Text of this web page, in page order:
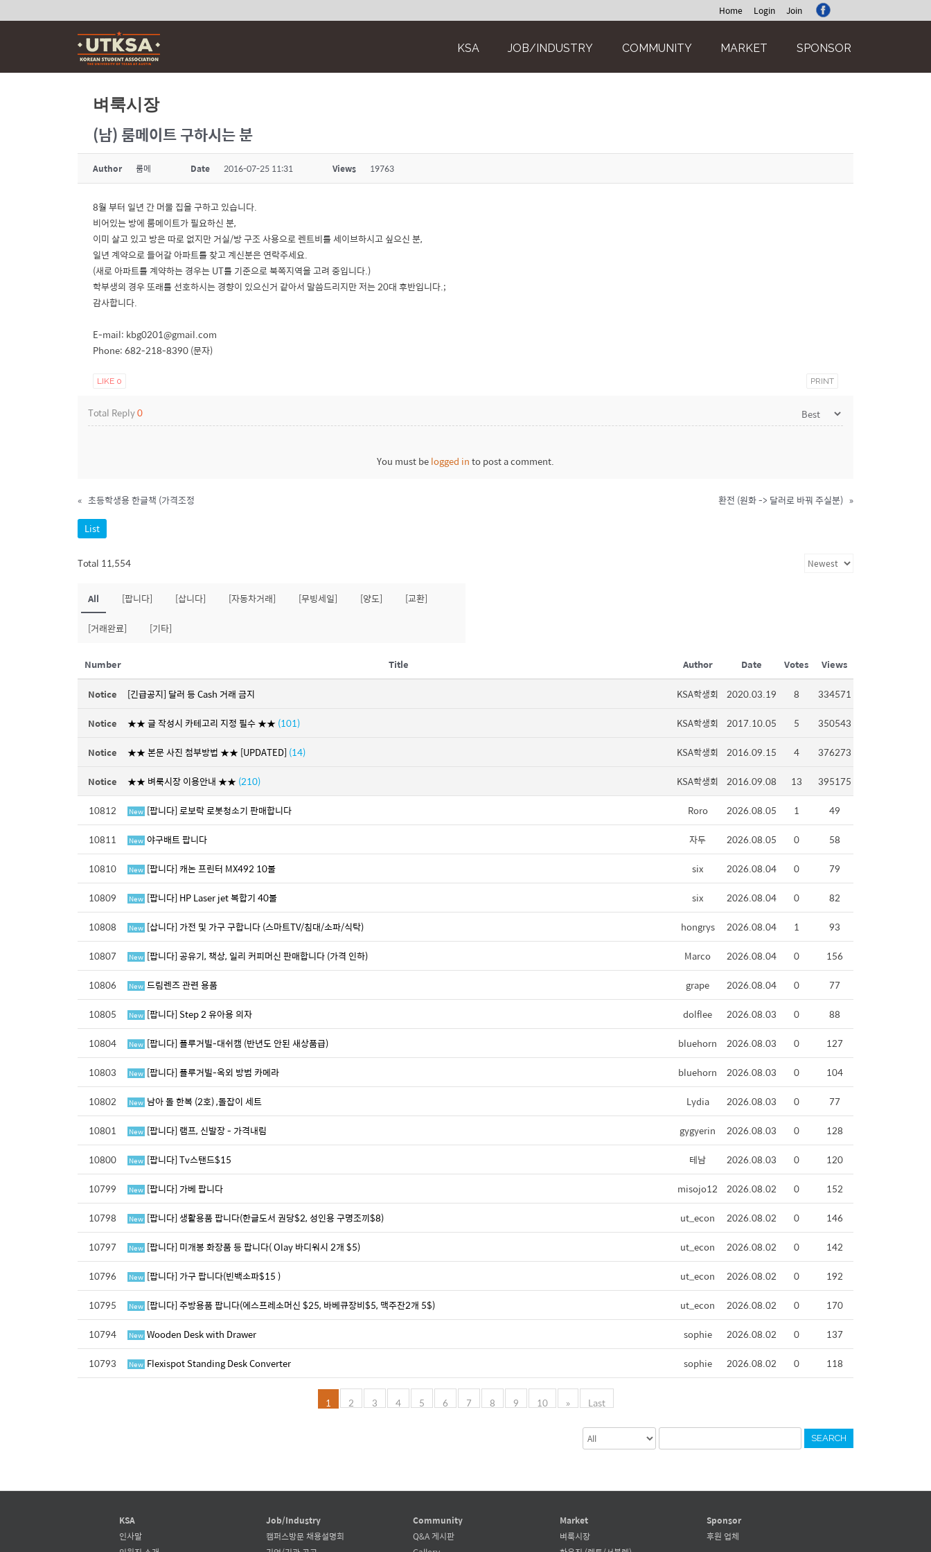
Home Login Join
KSA JOB/INDUSTRY COMMUNITY MARKET SPONSOR
벼룩시장
(남) 룸메이트 구하시는 분
Author 룸메 Date 2016-07-25 11:31 Views 19763
8월 부터 일년 간 머물 집을 구하고 있습니다.
비어있는 방에 룸메이트가 필요하신 분,
이미 살고 있고 방은 따로 없지만 거실/방 구조 사용으로 렌트비를 세이브하시고 싶으신 분,
일년 계약으로 들어갈 아파트를 찾고 계신분은 연락주세요.
(새로 아파트를 계약하는 경우는 UT를 기준으로 북쪽지역을 고려 중입니다.)
학부생의 경우 또래를 선호하시는 경향이 있으신거 같아서 말씀드리지만 저는 20대 후반입니다.;
감사합니다.
E-mail: kbg0201@gmail.com
Phone: 682-218-8390 (문자)
LIKE 0 PRINT
Total Reply0
You must belogged into post a comment.
« 초등학생용 한글책 (가격조정 환전 (원화 -> 달러로 바꿔 주실분) »
List
Total 11,554
All [팝니다] [삽니다] [자동차거래] [무빙세일] [양도] [교환]
[거래완료] [기타]
Number Title Author Date Votes Views
Notice [긴급공지] 달러 등 Cash 거래 금지 KSA학생회 2020.03.19 8
334571
Notice
★★ 글 작성시 카테고리 지정 필수 ★★(101) KSA학생회 2017.10.05 5
350543
Notice
★★ 본문 사진 첨부방법 ★★ [UPDATED] (14) KSA학생회 2016.09.15 4
376273
Notice
★★ 벼룩시장 이용안내 ★★(210) KSA학생회 2016.09.08 13
395175
10812
New [팝니다] 로보락 로봇청소기 판매합니다 Roro 2026.08.05 1
49
10811
New 야구배트 팝니다 자두 2026.08.05 0
58
10810
New [팝니다] 캐논 프린터 MX492 10불 six 2026.08.04 0
79
10809
New [팝니다] HP Laser jet 복합기 40불 six 2026.08.04 0
82
10808
New [삽니다] 가전 및 가구 구합니다 (스마트TV/침대/소파/식탁) hongrys 2026.08.04 1
93
10807
New [팝니다] 공유기, 책상, 일리 커피머신 판매합니다 (가격 인하) Marco 2026.08.04 0
156
10806
New 드림렌즈 관련 용품 grape 2026.08.04 0
77
10805
New [팝니다] Step 2 유아용 의자 dolflee 2026.08.03 0
88
10804
New [팝니다] 플루거빌-대쉬캠 (반년도 안된 새상품급) bluehorn 2026.08.03 0
127
10803
New [팝니다] 플루거빌-옥외 방범 카메라 bluehorn 2026.08.03 0
104
10802
New 남아 돌 한복 (2호) ,돌잡이 세트 Lydia 2026.08.03 0
77
10801
New [팝니다] 램프, 신발장 - 가격내림 gygyerin 2026.08.03 0
128
10800
New [팝니다] Tv스탠드$15 테남 2026.08.03 0
120
10799
New [팝니다] 가베 팝니다 misojo12 2026.08.02 0
152
10798
New [팝니다] 생활용품 팝니다(한글도서 권당$2, 성인용 구명조끼$8) ut_econ 2026.08.02 0
146
10797
New [팝니다] 미개봉 화장품 등 팝니다( Olay 바디워시 2개 $5) ut_econ 2026.08.02 0
142
10796
New [팝니다] 가구 팝니다(빈백소파$15 ) ut_econ 2026.08.02 0
192
10795
New [팝니다] 주방용품 팝니다(에스프레소머신 $25, 바베큐장비$5, 맥주잔2개 5$) ut_econ 2026.08.02 0
170
10794
New Wooden Desk with Drawer sophie 2026.08.02 0
137
10793
New Flexispot Standing Desk Converter sophie 2026.08.02 0 118
1 2 3 4 5 6 7 8 9 10 » Last
SEARCH
KSA
인사말
Job/Industry
캠퍼스방문 채용설명회
Community
Q&A 게시판
Market
벼룩시장
Sponsor
후원 업체